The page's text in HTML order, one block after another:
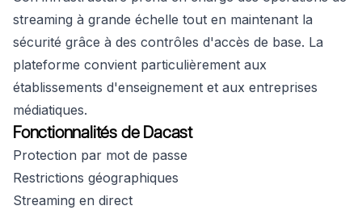
streaming à grande échelle tout en maintenant la
sécurité grâce à des contrôles d'accès de base. La
plateforme convient particulièrement aux
établissements d'enseignement et aux entreprises
médiatiques.
Fonctionnalités de Dacast
Protection par mot de passe
Restrictions géographiques
Streaming en direct